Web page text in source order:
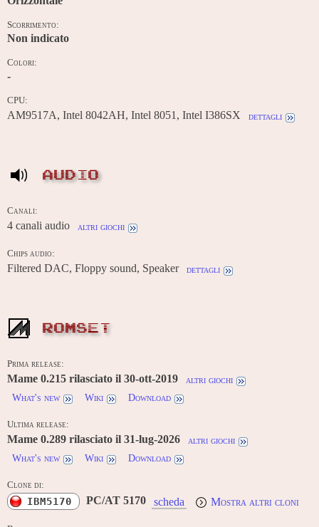
Scorrimento:
Non indicato
Colori:
-
CPU:
AM9517A, Intel 8042AH, Intel 8051, Intel I386SX dettagli
AUDIO
Canali:
4 canali audio altri giochi
Chips audio:
Filtered DAC, Floppy sound, Speaker dettagli
ROMSET
Prima release:
Mame 0.215 rilasciato il 30-ott-2019
altri giochi
What's new
Wiki Download
Ultima release:
Mame 0.289 rilasciato il 31-lug-2026
altri giochi
What's new
Wiki Download
Clone di:
IBM5170 PC/AT 5170 scheda Mostra altri cloni